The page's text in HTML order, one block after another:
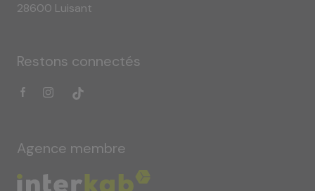
28600 Luisant
Restons connectés
Agence membre